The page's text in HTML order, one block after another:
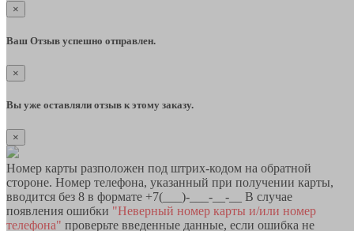
×
Ваш Отзыв успешно отправлен.
×
Вы уже оставляли отзыв к этому заказу.
×
Номер карты разположен под штрих-кодом на обратной
стороне. Номер телефона, указанный при получении карты,
вводится без 8 в формате +7(___)-___-__-__ В случае
появления ошибки "Неверный номер карты и/или номер
телефона" проверьте введенные данные, если ошибка не